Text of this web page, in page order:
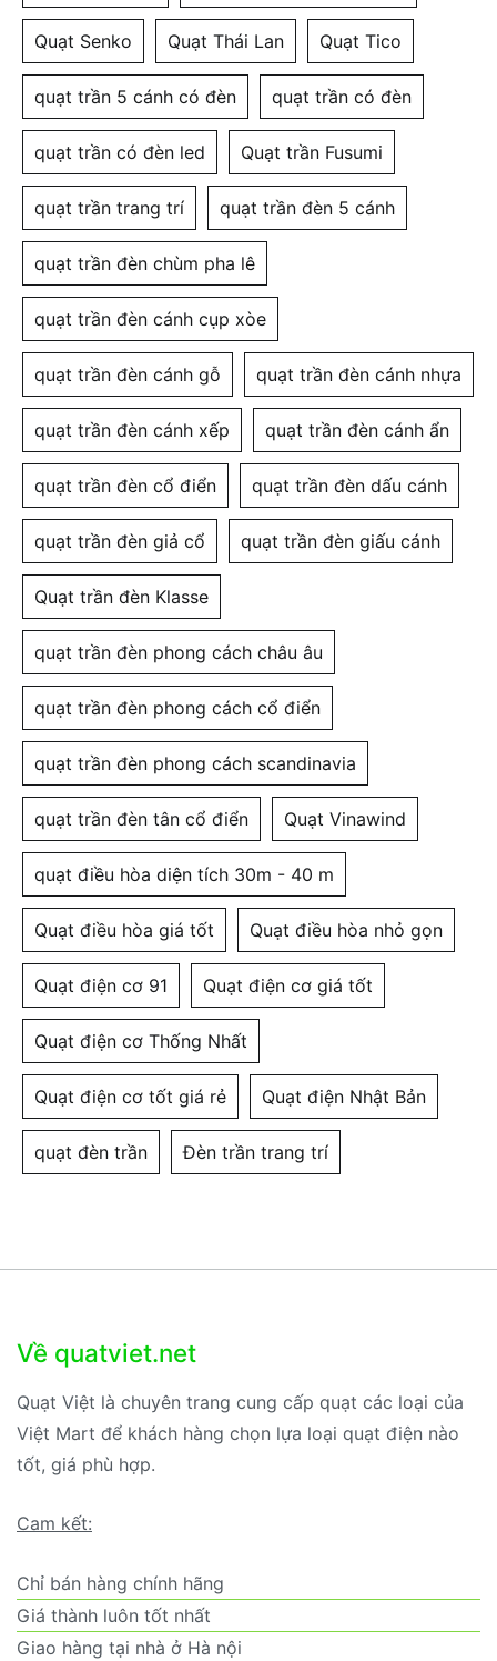
Quạt Senko Quạt Thái Lan Quạt Tico
quạt trần 5 cánh có đèn quạt trần có đèn
quạt trần có đèn led Quạt trần Fusumi
quạt trần trang trí quạt trần đèn 5 cánh
quạt trần đèn chùm pha lê
quạt trần đèn cánh cụp xòe
quạt trần đèn cánh gỗ quạt trần đèn cánh nhựa
quạt trần đèn cánh xếp quạt trần đèn cánh ẩn
quạt trần đèn cổ điển quạt trần đèn dấu cánh
quạt trần đèn giả cổ quạt trần đèn giấu cánh
Quạt trần đèn Klasse
quạt trần đèn phong cách châu âu
quạt trần đèn phong cách cổ điển
quạt trần đèn phong cách scandinavia
quạt trần đèn tân cổ điển Quạt Vinawind
quạt điều hòa diện tích 30m - 40 m
Quạt điều hòa giá tốt Quạt điều hòa nhỏ gọn
Quạt điện cơ 91 Quạt điện cơ giá tốt
Quạt điện cơ Thống Nhất
Quạt điện cơ tốt giá rẻ Quạt điện Nhật Bản
quạt đèn trần Đèn trần trang trí
Về quatviet.net
Quạt Việt là chuyên trang cung cấp quạt các loại của
Việt Mart để khách hàng chọn lựa loại quạt điện nào
tốt, giá phù hợp.
Cam kết:
Chỉ bán hàng chính hãng
Giá thành luôn tốt nhất
Giao hàng tại nhà ở Hà nội